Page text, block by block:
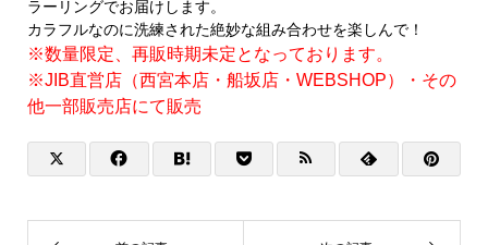
ラーリングでお届けします。
カラフルなのに洗練された絶妙な組み合わせを楽しんで！
※数量限定、再販時期未定となっております。
※JIB直営店（西宮本店・船坂店・WEBSHOP）・その
他一部販売店にて販売